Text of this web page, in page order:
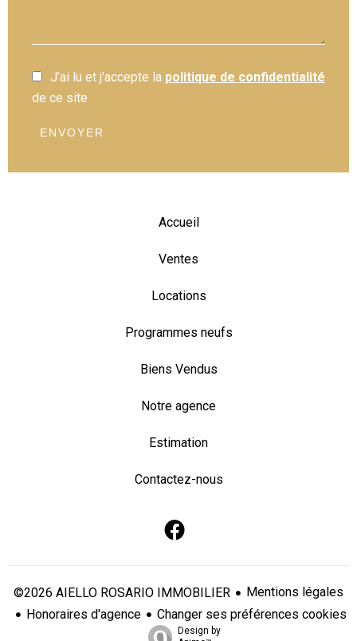
J’ai lu et j'accepte la politique de confidentialité
de ce site
ENVOYER
Accueil
Ventes
Locations
Programmes neufs
Biens Vendus
Notre agence
Estimation
Contactez-nous
©2026 AIELLO ROSARIO IMMOBILIER
Mentions légales
Honoraires d'agence
Changer ses préférences cookies
Design by